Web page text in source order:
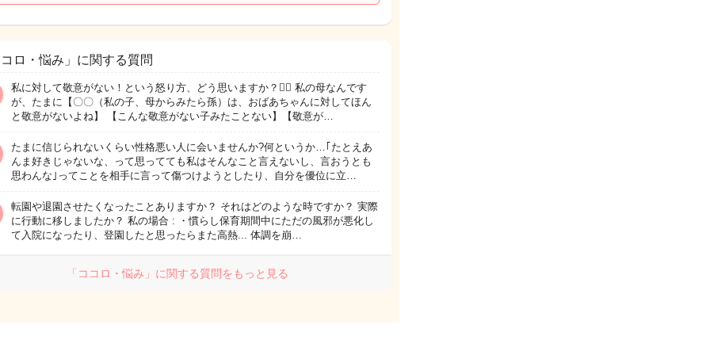
ロ・悩み」に関する質問
私に対して敬意がない！という怒り方、どう思いますか？🙇‍♀️ 私の母なんです
が、たまに【〇〇（私の子、母からみたら孫）は、おばあちゃんに対してほん
と敬意がないよね】 【こんな敬意がない子みたことない】【敬意が…
たまに信じられないくらい性格悪い人に会いませんか?何というか…｢たとえあ
んま好きじゃないな、って思ってても私はそんなこと言えないし、言おうとも
思わんな｣ってことを相手に言って傷つけようとしたり、自分を優位に立…
転園や退園させたくなったことありますか？ それはどのような時ですか？ 実際
に行動に移しましたか？ 私の場合 : ・慣らし保育期間中にただの風邪が悪化し
て入院になったり、登園したと思ったらまた高熱... 体調を崩…
「ココロ・悩み」に関する質問をもっと見る